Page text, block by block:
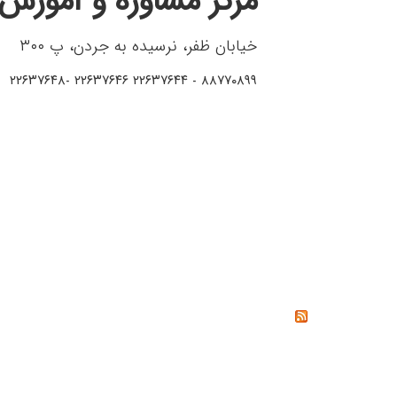
خیابان ظفر، نرسیده به جردن، پ ۳۰۰
۸۸۷۷۰۸۹۹ - ۲۲۶۳۷۶۴۴ ۲۲۶۳۷۶۴۶ -۲۲۶۳۷۶۴۸